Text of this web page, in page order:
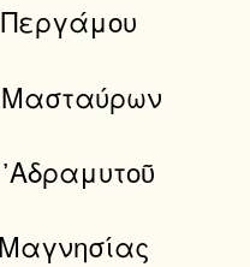
Μασταύρων
Μαγνησίας